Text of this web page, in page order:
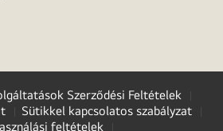
Szerződési Feltételek
Sütikkel kapcsolatos szabályzat
feltételek